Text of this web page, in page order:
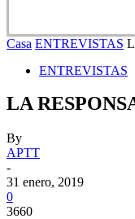
Casa ENTREVISTAS
ENTREVISTAS
LA
By
APTT
-
31 enero, 2019
0
3660